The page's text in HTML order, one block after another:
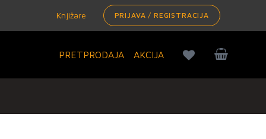
Knjižare PRIJAVA / REGISTRACIJA
PRETPRODAJA AKCIJA